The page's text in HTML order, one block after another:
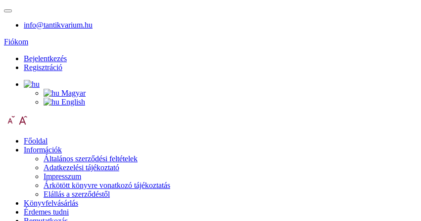
info@tantikvarium.hu
Fiókom
Bejelentkezés
Regisztráció
Magyar
English
Főoldal
Információk
Általános szerződési feltételek
Adatkezelési tájékoztató
Impresszum
Árkötött könyvre vonatkozó tájékoztatás
Elállás a szerződéstől
Könyvfelvásárlás
Érdemes tudni